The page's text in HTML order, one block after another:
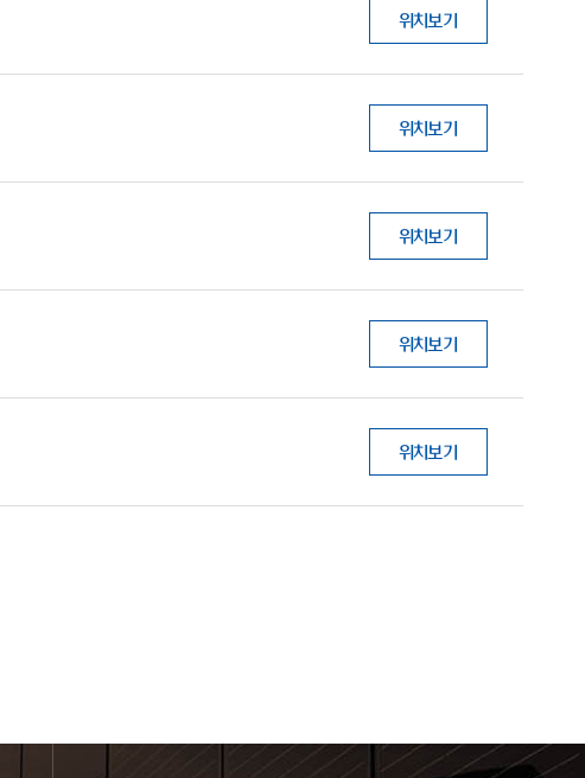
위치보기
위치보기
위치보기
위치보기
위치보기